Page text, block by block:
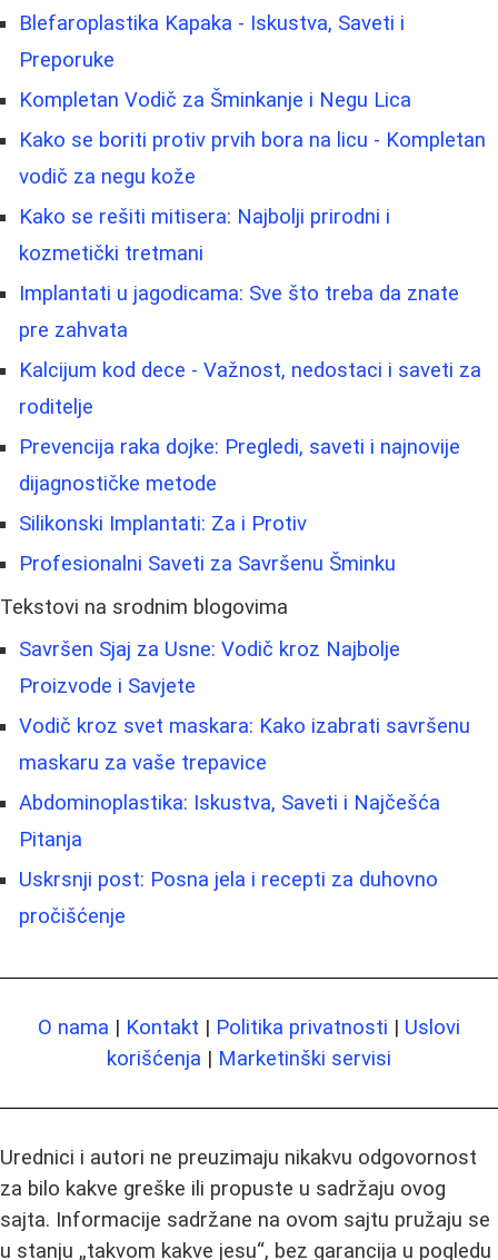
Blefaroplastika Kapaka - Iskustva, Saveti i
Preporuke
Kompletan Vodič za Šminkanje i Negu Lica
Kako se boriti protiv prvih bora na licu - Kompletan
vodič za negu kože
Kako se rešiti mitisera: Najbolji prirodni i
kozmetički tretmani
Implantati u jagodicama: Sve što treba da znate
pre zahvata
Kalcijum kod dece - Važnost, nedostaci i saveti za
roditelje
Prevencija raka dojke: Pregledi, saveti i najnovije
dijagnostičke metode
Silikonski Implantati: Za i Protiv
Profesionalni Saveti za Savršenu Šminku
Tekstovi na srodnim blogovima
Savršen Sjaj za Usne: Vodič kroz Najbolje
Proizvode i Savjete
Vodič kroz svet maskara: Kako izabrati savršenu
maskaru za vaše trepavice
Abdominoplastika: Iskustva, Saveti i Najčešća
Pitanja
Uskrsnji post: Posna jela i recepti za duhovno
pročišćenje
O nama | Kontakt | Politika privatnosti | Uslovi
korišćenja | Marketinški servisi
Urednici i autori ne preuzimaju nikakvu odgovornost
za bilo kakve greške ili propuste u sadržaju ovog
sajta. Informacije sadržane na ovom sajtu pružaju se
u stanju „takvom kakve jesu“, bez garancija u pogledu